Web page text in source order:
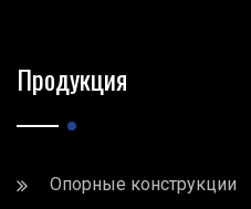
Продукция
Опорные конструкции